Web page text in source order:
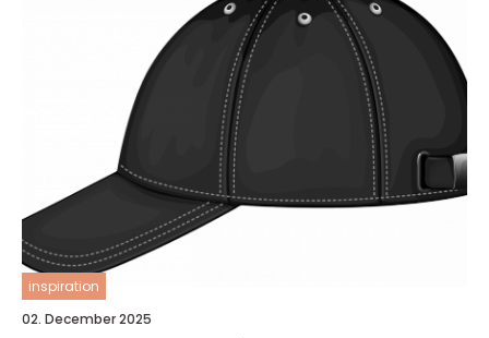
inspiration
02. December 2025